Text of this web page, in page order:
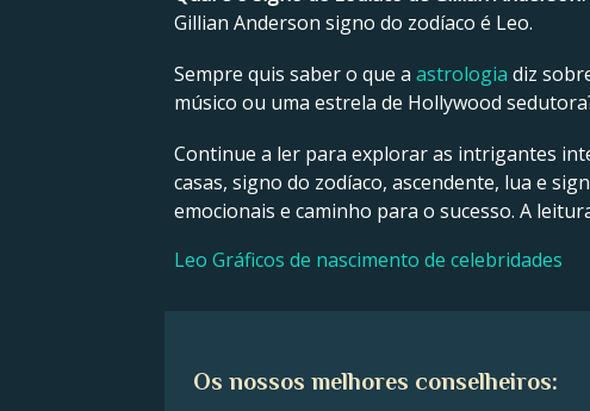
Gillian Anderson signo do zodíaco é Leo.
Sempre quis saber o que a astrologia diz
músico ou uma estrela de Hollywood
Continue a ler para explorar as intrigantes
casas, signo do zodíaco, ascendente, lua e
emocionais e caminho para o sucesso. A
Leo Gráficos de nascimento de celebridades
Os nossos melhores conselheiros: